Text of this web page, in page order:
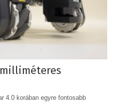
4.0 korában egyre fontosabb